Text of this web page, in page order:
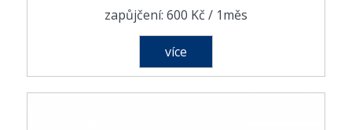
zapůjčení: 600 Kč / 1měs
více